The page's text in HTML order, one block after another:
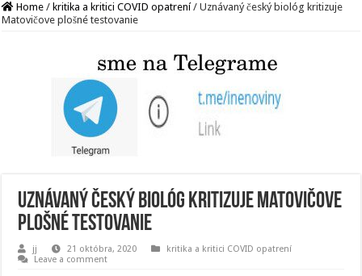
Home / kritika a kritici COVID opatrení / Uznávaný český biológ kritizuje
Matovičove plošné testovanie
Uznávaný český biológ kritizuje Matovičove
plošné testovanie
jj 21 októbra, 2020
kritika a kritici COVID opatrení
Leave a comment